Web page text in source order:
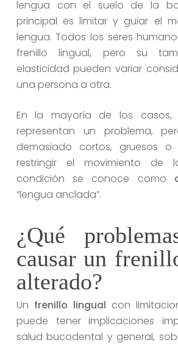
lengua con el suelo de la
principal es limitar y guiar el
lengua. Todos los seres
frenillo lingual, pero su
elasticidad pueden variar
una persona a otra.
En la mayoría de los casos,
representan un problema,
demasiado cortos, gruesos o
restringir el movimiento de
condición se conoce como
“lengua anclada”.
¿Qué
causar un
alterado?
Un frenillo lingual con
puede tener implicaciones
salud bucodental y general,